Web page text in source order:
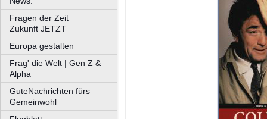
Fragen der Zeit
Zukunft JETZT
Europa gestalten
Frag' die Welt | Gen Z &
Alpha
GuteNachrichten fürs
Gemeinwohl